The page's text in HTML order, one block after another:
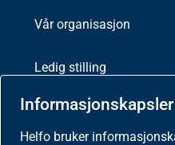
Informasjonskapsler
Helfo bruker
Vår organisasjon
Ledig stilling
Kontakt oss